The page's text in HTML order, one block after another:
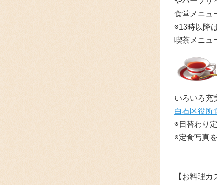
食堂メニュ
※13時以降
喫茶メニュ
いろいろ充
白石区役所
※日替わり
※定食写真
【お料理